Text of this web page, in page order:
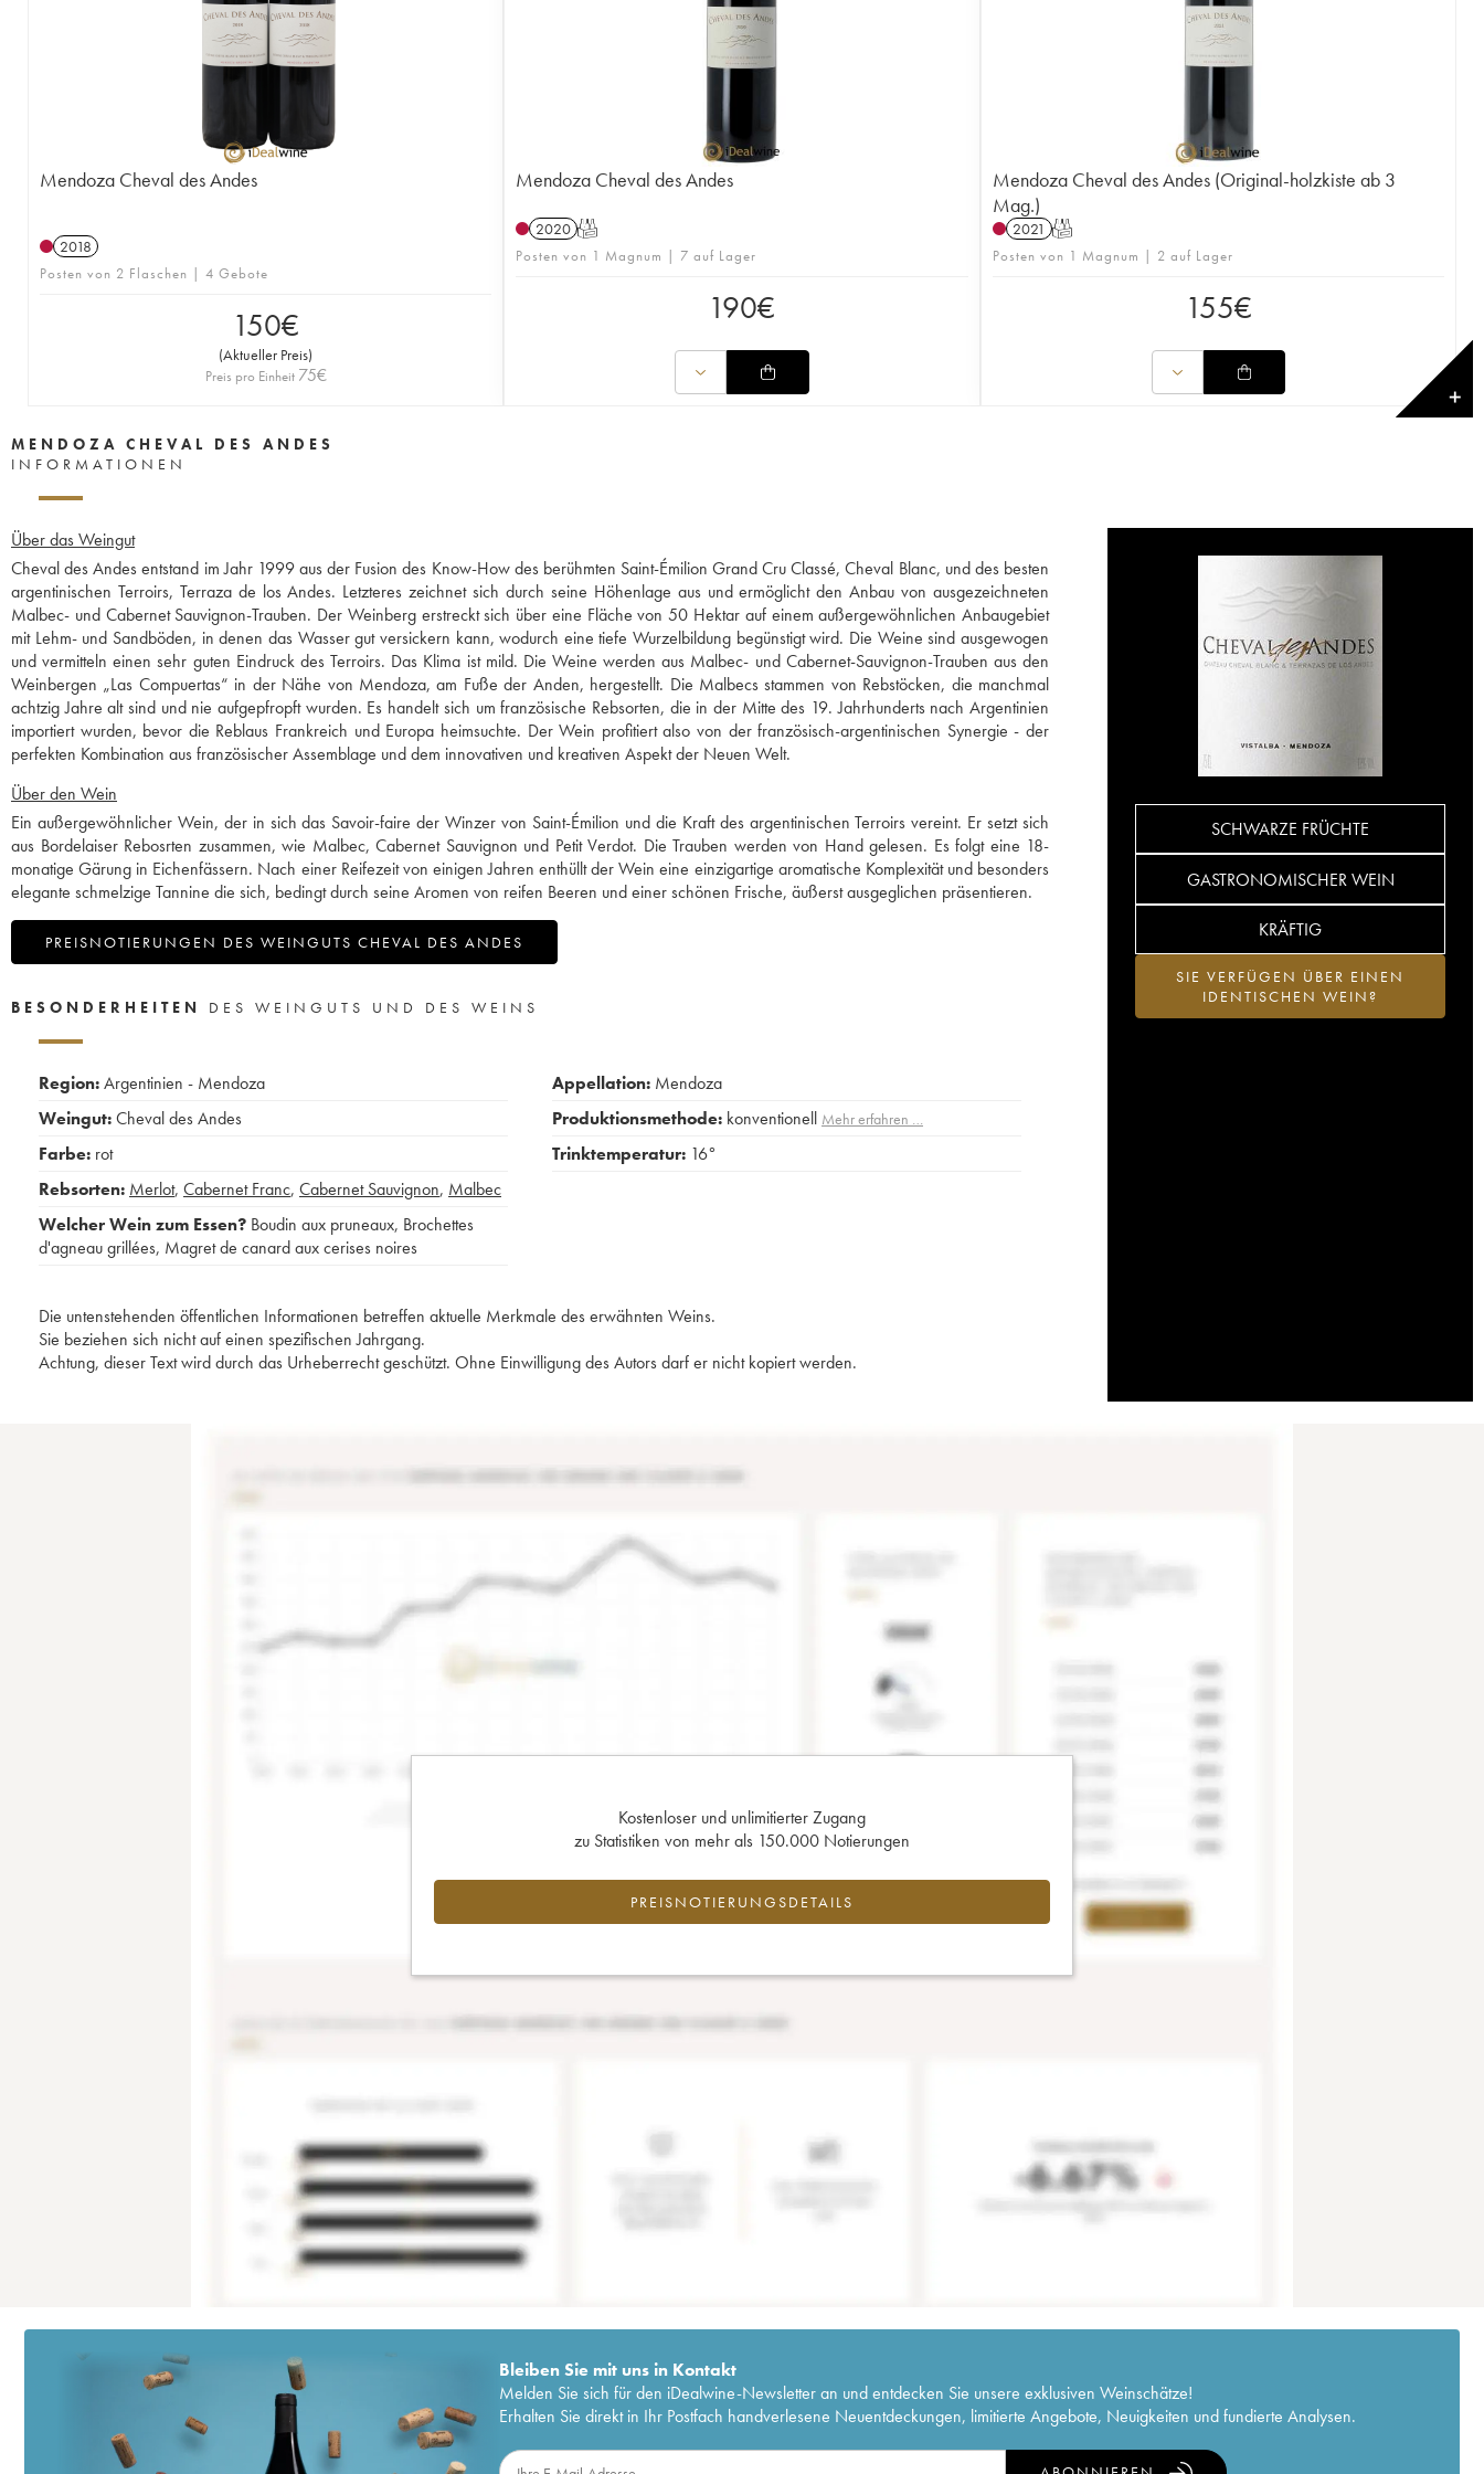
Mendoza Cheval des Andes
2018
Posten von 2 Flaschen | 4 Gebote
150€
(Aktueller Preis)
Preis pro Einheit 75€
Mendoza Cheval des Andes
2020 T
Posten von 1 Magnum | 7 auf Lager
190€
Mendoza Cheval des Andes (Original-holzkiste ab 3
Mag.)
2021 T
Posten von 1 Magnum | 2 auf Lager
155€
✕
MENDOZA CHEVAL DES ANDES
INFORMATIONEN
Über das Weingut
Cheval des Andes entstand im Jahr 1999 aus der Fusion des Know-How des berühmten Saint-Émilion Grand Cru Classé, Cheval Blanc, und des besten
argentinischen Terroirs, Terraza de los Andes. Letzteres zeichnet sich durch seine Höhenlage aus und ermöglicht den Anbau von ausgezeichneten
Malbec- und Cabernet Sauvignon-Trauben. Der Weinberg erstreckt sich über eine Fläche von 50 Hektar auf einem außergewöhnlichen Anbaugebiet
mit Lehm- und Sandböden, in denen das Wasser gut versickern kann, wodurch eine tiefe Wurzelbildung begünstigt wird. Die Weine sind ausgewogen
und vermitteln einen sehr guten Eindruck des Terroirs. Das Klima ist mild. Die Weine werden aus Malbec- und Cabernet-Sauvignon-Trauben aus den
Weinbergen „Las Compuertas“ in der Nähe von Mendoza, am Fuße der Anden, hergestellt. Die Malbecs stammen von Rebstöcken, die manchmal
achtzig Jahre alt sind und nie aufgepfropft wurden. Es handelt sich um französische Rebsorten, die in der Mitte des 19. Jahrhunderts nach Argentinien
importiert wurden, bevor die Reblaus Frankreich und Europa heimsuchte. Der Wein profitiert also von der französisch-argentinischen Synergie - der
perfekten Kombination aus französischer Assemblage und dem innovativen und kreativen Aspekt der Neuen Welt.
Über den Wein
Ein außergewöhnlicher Wein, der in sich das Savoir-faire der Winzer von Saint-Émilion und die Kraft des argentinischen Terroirs vereint. Er setzt sich
aus Bordelaiser Rebosrten zusammen, wie Malbec, Cabernet Sauvignon und Petit Verdot. Die Trauben werden von Hand gelesen. Es folgt eine 18-
monatige Gärung in Eichenfässern. Nach einer Reifezeit von einigen Jahren enthüllt der Wein eine einzigartige aromatische Komplexität und besonders
elegante schmelzige Tannine die sich, bedingt durch seine Aromen von reifen Beeren und einer schönen Frische, äußerst ausgeglichen präsentieren.
PREISNOTIERUNGEN DES WEINGUTS CHEVAL DES ANDES
SCHWARZE FRÜCHTE
GASTRONOMISCHER WEIN
KRÄFTIG
SIE VERFÜGEN ÜBER EINEN
IDENTISCHEN WEIN?
BESONDERHEITEN DES WEINGUTS UND DES WEINS
Region:Argentinien - Mendoza
Weingut:Cheval des Andes
Farbe: rot
Rebsorten: Merlot, Cabernet Franc, Cabernet Sauvignon, Malbec
Welcher Wein zum Essen? Boudin aux pruneaux, Brochettes
d'agneau grillées, Magret de canard aux cerises noires
Appellation: Mendoza
Produktionsmethode: konventionell Mehr erfahren …
Trinktemperatur: 16°
Die untenstehenden öffentlichen Informationen betreffen aktuelle Merkmale des erwähnten Weins.
Sie beziehen sich nicht auf einen spezifischen Jahrgang.
Achtung, dieser Text wird durch das Urheberrecht geschützt. Ohne Einwilligung des Autors darf er nicht kopiert werden.
Kostenloser und unlimitierter Zugang
zu Statistiken von mehr als 150.000 Notierungen
PREISNOTIERUNGSDETAILS
Bleiben Sie mit uns in Kontakt
Melden Sie sich für den iDealwine-Newsletter an und entdecken Sie unsere exklusiven Weinschätze!
Erhalten Sie direkt in Ihr Postfach handverlesene Neuentdeckungen, limitierte Angebote, Neuigkeiten und fundierte Analysen.